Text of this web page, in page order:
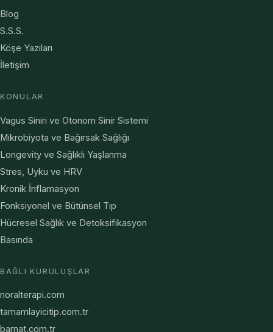
Blog
S.S.S.
Köşe Yazıları
İletişim
KONULAR
Vagus Siniri ve Otonom Sinir Sistemi
Mikrobiyota ve Bağırsak Sağlığı
Longevity ve Sağlıklı Yaşlanma
Stres, Uyku ve HRV
Kronik İnflamasyon
Fonksiyonel ve Bütünsel Tıp
Hücresel Sağlık ve Detoksifikasyon
Basında
BAĞLI KURULUŞLAR
noralterapi.com
tamamlayicitip.com.tr
barnat.com.tr